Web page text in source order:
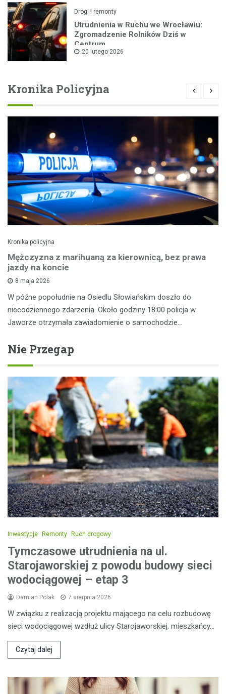
Drogi i remonty
Utrudnienia w Ruchu we Wrocławiu:
Zgromadzenie Rolników Dziś w
Centrum
20 lutego 2026
Kronika Policyjna
Kronika policyjna
Mężczyzna z marihuaną za kierownicą, bez prawa
jazdy na koncie
8 maja 2026
W późne popołudnie na Osiedlu Słowiańskim doszło do
niecodziennego zdarzenia. Około godziny 18:00 policja w
Jaworze otrzymała zawiadomienie o samochodzie…
Nie Przegap
Inwestycje Remonty Ruch drogowy
Tymczasowe utrudnienia na ul.
Starojaworskiej z powodu budowy sieci
wodociągowej – etap 3
Damian Polak 7 sierpnia 2026
W związku z realizacją projektu mającego na celu rozbudowę
sieci wodociągowej wzdłuż ulicy Starojaworskiej, mieszkańcy…
Czytaj dalej